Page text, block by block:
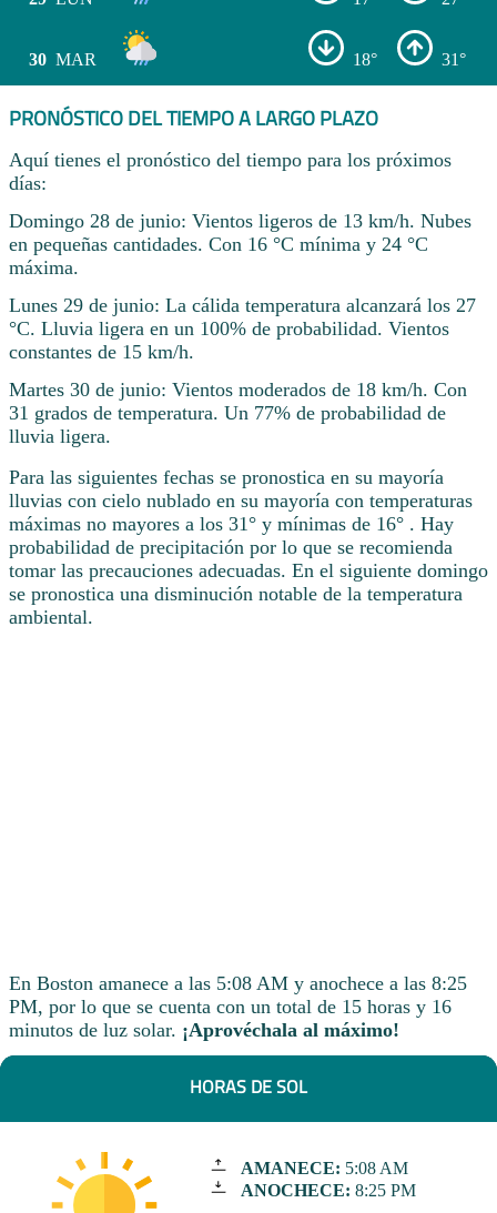
30 MAR 18° 31°
PRONÓSTICO DEL TIEMPO A LARGO PLAZO
Aquí tienes el pronóstico del tiempo para los próximos
días:
Domingo 28 de junio: Vientos ligeros de 13 km/h. Nubes
en pequeñas cantidades. Con 16 °C mínima y 24 °C
máxima.
Lunes 29 de junio: La cálida temperatura alcanzará los 27
°C. Lluvia ligera en un 100% de probabilidad. Vientos
constantes de 15 km/h.
Martes 30 de junio: Vientos moderados de 18 km/h. Con
31 grados de temperatura. Un 77% de probabilidad de
lluvia ligera.
Para las siguientes fechas se pronostica en su mayoría
lluvias con cielo nublado en su mayoría con temperaturas
máximas no mayores a los 31° y mínimas de 16° . Hay
probabilidad de precipitación por lo que se recomienda
tomar las precauciones adecuadas. En el siguiente domingo
se pronostica una disminución notable de la temperatura
ambiental.
En Boston amanece a las 5:08 AM y anochece a las 8:25
PM, por lo que se cuenta con un total de 15 horas y 16
minutos de luz solar. ¡Aprovéchala al máximo!
HORAS DE SOL
AMANECE: 5:08 AM
ANOCHECE: 8:25 PM